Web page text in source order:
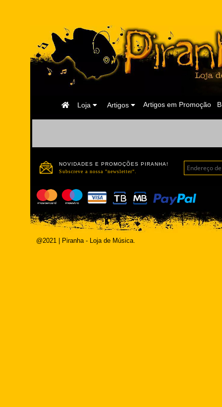
Artigos em Promoção
Artigos
Loja
Página
NOVIDADES E PROMOÇÕES PIRANHA!
Subscreve a nossa "newsletter".
@2021 | Piranha - Loja de Música.